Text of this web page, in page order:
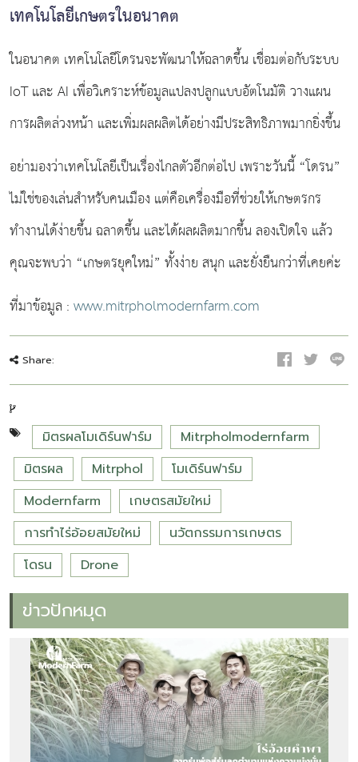
เทคโนโลยีเกษตรในอนาคต
ในอนาคต เทคโนโลยีโดรนจะพัฒนาให้ฉลาดขึ้น เชื่อมต่อกับระบบ
IoT และ AI เพื่อวิเคราะห์ข้อมูลแปลงปลูกแบบอัตโนมัติ วางแผน
การผลิตล่วงหน้า และเพิ่มผลผลิตได้อย่างมีประสิทธิภาพมากยิ่งขึ้น
อย่ามองว่าเทคโนโลยีเป็นเรื่องไกลตัวอีกต่อไป เพราะวันนี้ “โดรน”
ไม่ใช่ของเล่นสำหรับคนเมือง แต่คือเครื่องมือที่ช่วยให้เกษตรกร
ทำงานได้ง่ายขึ้น ฉลาดขึ้น และได้ผลผลิตมากขึ้น ลองเปิดใจ แล้ว
คุณจะพบว่า “เกษตรยุคใหม่” ทั้งง่าย สนุก และยั่งยืนกว่าที่เคยค่ะ
ที่มาข้อมูล :www.mitrpholmodernfarm.com
Share:
มิตรผลโมเดิร์นฟาร์ม
Mitrpholmodernfarm
มิตรผล
Mitrphol
โมเดิร์นฟาร์ม
Modernfarm
เกษตรสมัยใหม่
การทำไร่อ้อยสมัยใหม่
นวัตกรรมการเกษตร
โดรน
Drone
ข่าวปักหมุด